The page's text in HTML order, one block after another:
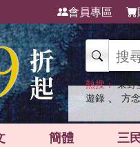
會員專區
熱搜： 東野
遊錄 、 方
簡體 三